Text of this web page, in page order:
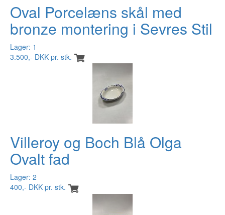
Oval Porcelæns skål med
bronze montering i Sevres Stil
Lager: 1
3.500,- DKK pr. stk.
Villeroy og Boch Blå Olga
Ovalt fad
Lager: 2
400,- DKK pr. stk.